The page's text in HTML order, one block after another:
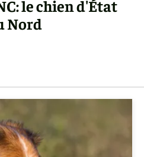
le chien d'État
Nord